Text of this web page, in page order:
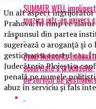
Un alt aspect îngrijorător
Prahova. În timp ce
răspunsul din partea
sugerează o aroganță și
gestionarea acestui caz.
Judecătoria Ploiești a
penală pe numele
abuz în serviciu și fals
SUMMER WELL
muzica intr-un univers
Zyxel Networks
securitate a
de servicii de